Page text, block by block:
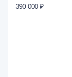
390 000 ₽